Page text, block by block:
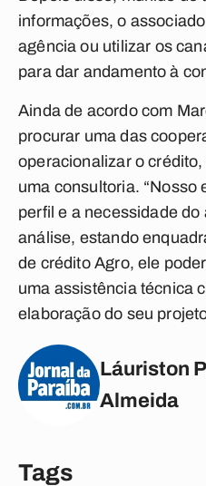
informações, o
agência ou utilizar os
para dar andamento à
Ainda de acordo com
procurar uma das
operacionalizar o
uma consultoria. “Nosso
perfil e a necessidade
análise, estando
de crédito Agro, ele
uma assistência técnica
elaboração do seu
Láuriston
Almeida
Tags